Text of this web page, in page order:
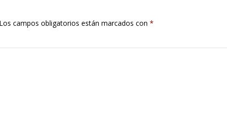
Los campos obligatorios están marcados con *